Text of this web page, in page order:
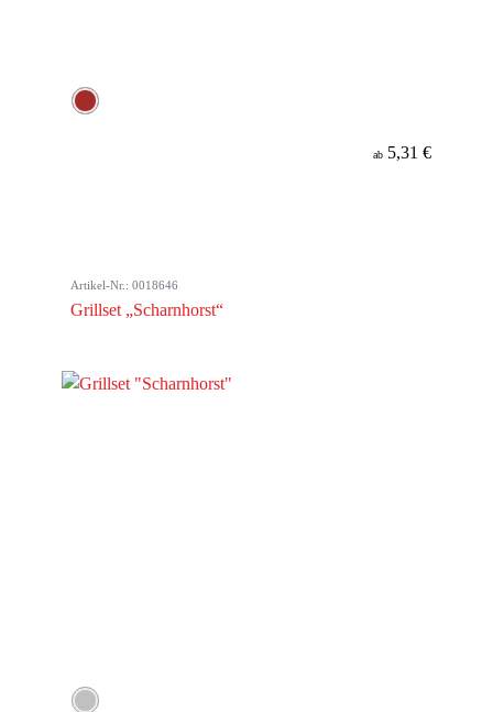
ab 5,31 €
Artikel-Nr.: 0018646
Grillset „Scharnhorst“